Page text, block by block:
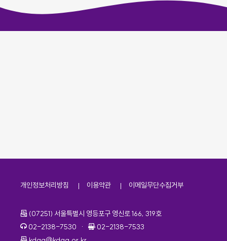
개인정보처리방침 이용약관 이메일무단수집거부
주소
(07251) 서울특별시 영등포구 영신로 166, 319호
전화번호
02-2138-7530 · 팩스번호
02-2138-7533